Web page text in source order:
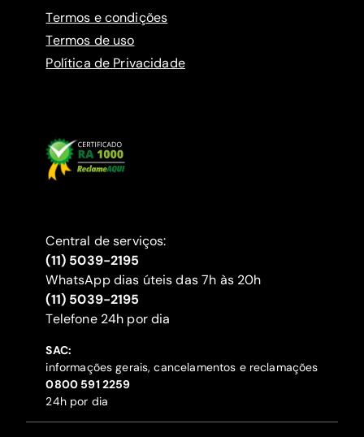
Termos e condições
Termos de uso
Política de Privacidade
Central de serviços:
(11) 5039-2195
WhatsApp dias úteis das 7h às 20h
(11) 5039-2195
‍Telefone 24h por dia
SAC:
informações gerais, cancelamentos e reclamações
‍0800 591 2259
24h por dia